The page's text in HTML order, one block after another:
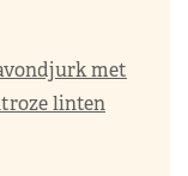
met
linten